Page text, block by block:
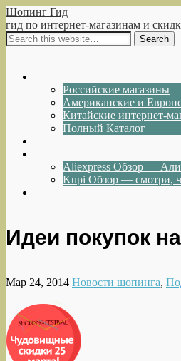
Шопинг Гид
гид по интернет-магазинам и
Российские магазины
Американские и
Китайские интернет-
Полный Каталог
Aliexpress Обзор —
Kupi Обзор — смотри,
Идеи покупок
Мар 24, 2014 Новости шопинга,